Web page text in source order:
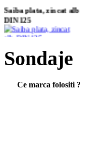
Saiba plata, zincat alb
DIN125
SURUBELNITA
CRUCE TOPEX
Sondaje
Ce marca folositi ?